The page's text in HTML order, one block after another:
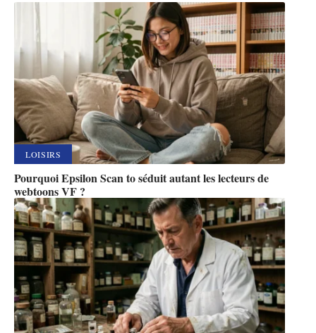
LOISIRS
Pourquoi Epsilon Scan to séduit autant les lecteurs de
webtoons VF ?